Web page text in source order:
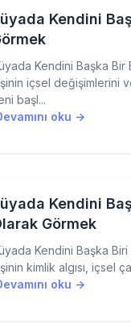
Kendini
Kendini Başka Bir
içsel değişimlerini
başl...
oku →
Kendini
Görmek
Kendini Başka Biri
kimlik algısı, içsel
oku →